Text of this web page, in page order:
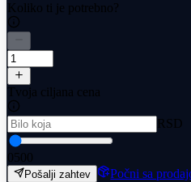
Koliko ti je potrebno?
Tvoja ciljana cena
RSD
0500
Pošalji zahtev
Počni sa